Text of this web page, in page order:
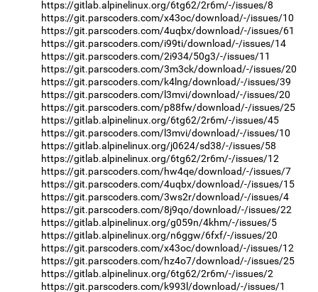
https://gitlab.alpinelinux.org/6tg62/2r6m/-/issues/8
https://git.parscoders.com/x43oc/download/-/issues/10
https://git.parscoders.com/4uqbx/download/-/issues/61
https://git.parscoders.com/i99ti/download/-/issues/14
https://git.parscoders.com/2i934/50g3/-/issues/11
https://git.parscoders.com/3m3ck/download/-/issues/20
https://git.parscoders.com/k4lng/download/-/issues/39
https://git.parscoders.com/l3mvi/download/-/issues/20
https://git.parscoders.com/p88fw/download/-/issues/25
https://gitlab.alpinelinux.org/6tg62/2r6m/-/issues/45
https://git.parscoders.com/l3mvi/download/-/issues/10
https://gitlab.alpinelinux.org/j0624/sd38/-/issues/58
https://gitlab.alpinelinux.org/6tg62/2r6m/-/issues/12
https://git.parscoders.com/hw4qe/download/-/issues/7
https://git.parscoders.com/4uqbx/download/-/issues/15
https://git.parscoders.com/3ws2r/download/-/issues/4
https://git.parscoders.com/8j9qo/download/-/issues/22
https://gitlab.alpinelinux.org/g059n/4khm/-/issues/5
https://gitlab.alpinelinux.org/n6ggw/6fxf/-/issues/20
https://git.parscoders.com/x43oc/download/-/issues/12
https://git.parscoders.com/hz4o7/download/-/issues/25
https://gitlab.alpinelinux.org/6tg62/2r6m/-/issues/2
https://git.parscoders.com/k993l/download/-/issues/1